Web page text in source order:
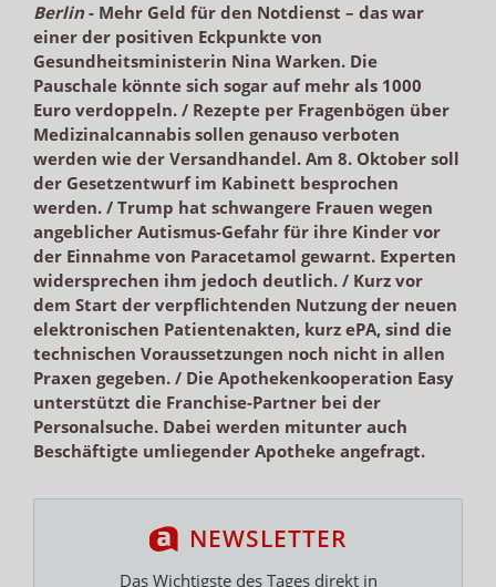
Berlin- Mehr Geld für den Notdienst – das war
einer der positiven Eckpunkte von
Gesundheitsministerin Nina Warken. Die
Pauschale könnte sich sogar auf mehr als 1000
Euro verdoppeln. / Rezepte per Fragenbögen über
Medizinalcannabis sollen genauso verboten
werden wie der Versandhandel. Am 8. Oktober soll
der Gesetzentwurf im Kabinett besprochen
werden. / Trump hat schwangere Frauen wegen
angeblicher Autismus-Gefahr für ihre Kinder vor
der Einnahme von Paracetamol gewarnt. Experten
widersprechen ihm jedoch deutlich. / Kurz vor
dem Start der verpflichtenden Nutzung der neuen
elektronischen Patientenakten, kurz ePA, sind die
technischen Voraussetzungen noch nicht in allen
Praxen gegeben. / Die Apothekenkooperation Easy
unterstützt die Franchise-Partner bei der
Personalsuche. Dabei werden mitunter auch
Beschäftigte umliegender Apotheke angefragt.
NEWSLETTER
Das Wichtigste des Tages direkt in